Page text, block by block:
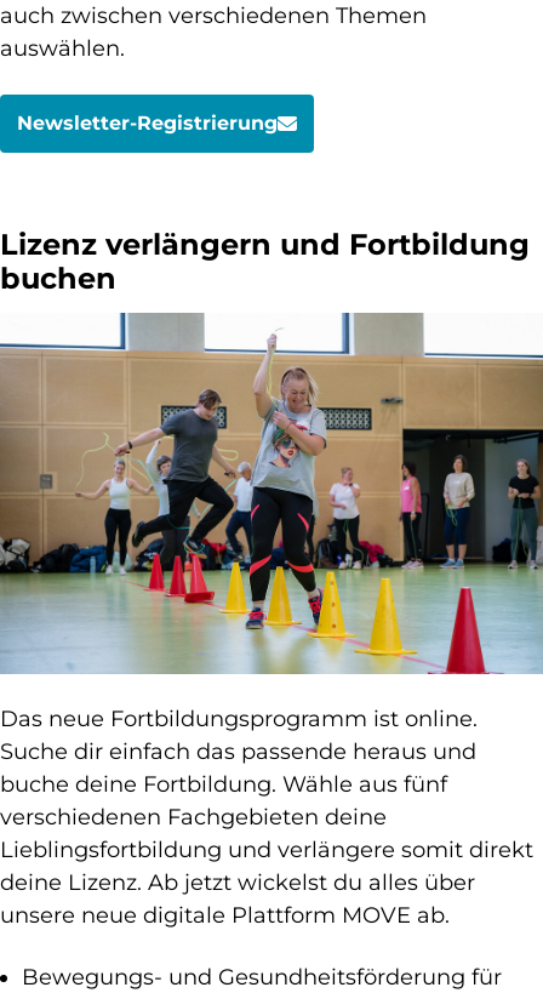
auch zwischen verschiedenen Themen
auswählen.
Newsletter-Registrierung
Lizenz verlängern und Fortbildung
buchen
Das neue Fortbildungsprogramm ist online.
Suche dir einfach das passende heraus und
buche deine Fortbildung. Wähle aus fünf
verschiedenen Fachgebieten deine
Lieblingsfortbildung und verlängere somit direkt
deine Lizenz. Ab jetzt wickelst du alles über
unsere neue digitale Plattform MOVE ab.
Bewegungs- und Gesundheitsförderung für